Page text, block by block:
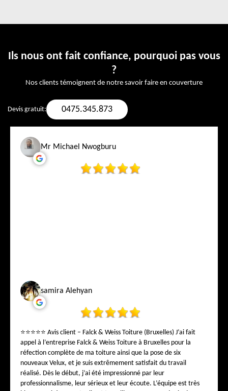
Ils nous ont fait confiance, pourquoi pas vous
?
Nos clients témoignent de notre savoir faire en couverture
Devis gratuit: 0475.345.873
Mr Michael Nwogburu
samira Alehyan
⭐⭐⭐⭐⭐ Avis client – Falck & Weiss Toiture (Bruxelles) J’ai fait
appel à l’entreprise Falck & Weiss Toiture à Bruxelles pour la
réfection complète de ma toiture ainsi que la pose de six
nouveaux Velux, et je suis extrêmement satisfait du travail
réalisé. Dès le début, j’ai été impressionné par leur
professionnalisme, leur sérieux et leur écoute. L’équipe est très